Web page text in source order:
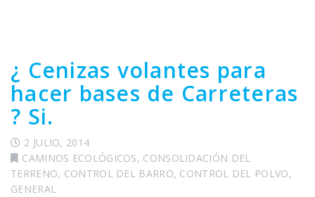
¿ Cenizas volantes para
hacer bases de Carreteras
? Si.
2 JULIO, 2014
CAMINOS ECOLÓGICOS, CONSOLIDACIÓN DEL
TERRENO, CONTROL DEL BARRO, CONTROL DEL POLVO,
GENERAL